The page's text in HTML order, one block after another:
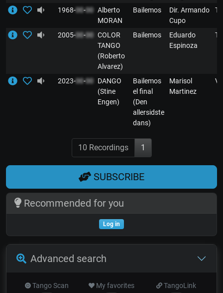
1968-00-00 Alberto
MORAN
Bailemos
Dir. Armando
Cupo
2005-00-00 COLOR
TANGO
(Roberto
Alvarez)
Bailemos
Eduardo
Espinoza
2023-00-00
DANGO
(Stine
Engen)
Bailemos
el final
(Den
allersidste
dans)
Marisol
Martinez
10 Recordings 1
SUBSCRIBE
Recommended for you
Log in
Advanced search
Tango Scan My favorites TangoLink